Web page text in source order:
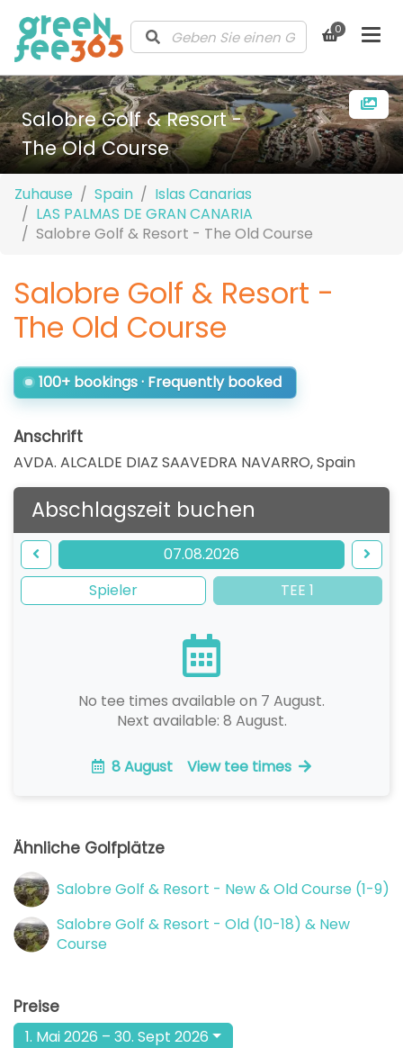
0
Salobre Golf & Resort -
The Old Course
Zuhause Spain
Islas Canarias
LAS PALMAS DE GRAN CANARIA
Salobre Golf & Resort - The Old Course
Salobre Golf & Resort -
The Old Course
100+ bookings · Frequently booked
Anschrift
AVDA. ALCALDE DIAZ SAAVEDRA NAVARRO,Spain
Abschlagszeit buchen
07.08.2026
Spieler
TEE 1
No tee times available on 7 August.
Next available: 8 August.
8 August View tee times
Ähnliche Golfplätze
Salobre Golf & Resort - New & Old Course (1-9)
Salobre Golf & Resort - Old (10-18) & New
Course
Preise
1. Mai 2026 – 30. Sept 2026